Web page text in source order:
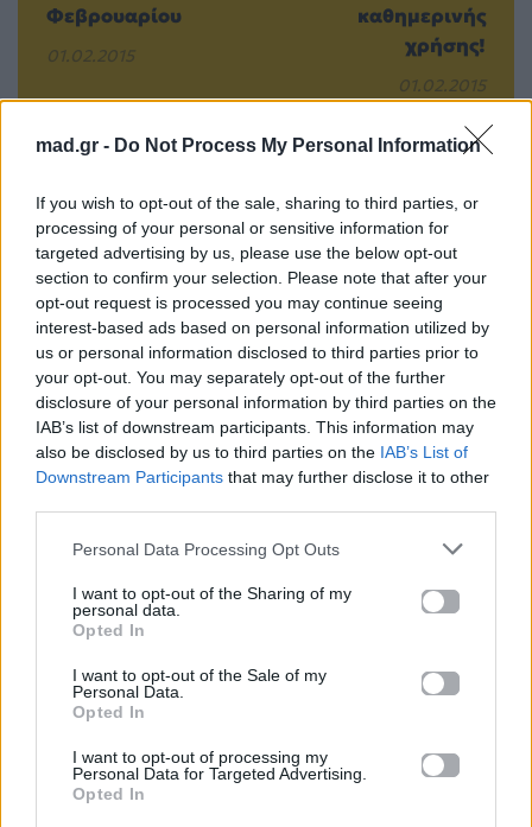
mad.gr - Do Not Process My Personal Information
If you wish to opt-out of the sale, sharing to third parties, or
processing of your personal or sensitive information for
targeted advertising by us, please use the below opt-out
section to confirm your selection. Please note that after your
opt-out request is processed you may continue seeing
interest-based ads based on personal information utilized by
us or personal information disclosed to third parties prior to
your opt-out. You may separately opt-out of the further
disclosure of your personal information by third parties on the
IAB’s list of downstream participants. This information may
also be disclosed by us to third parties on the IAB’s List of
Downstream Participants that may further disclose it to other
Personal Data Processing Opt Outs
I want to opt-out of the Sharing of my
personal data.
Opted In
I want to opt-out of the Sale of my
Personal Data.
Opted In
I want to opt-out of processing my
Personal Data for Targeted Advertising.
Opted In
Φεβρουαρίου
01.02.2015
καθημερινής
χρήσης!
01.02.2015
Βιογραφικά
Ελλήνων
Καλλιτεχνών
με πληροφορίες για
δισκογραφία, πορεία
και σημαντικές στιγμές
τους στην ελληνική
μουσική σκηνή
MAD TV
WATERBLOOM: Η νέα
δροσερή εκπομπή του
ΠΡΩΙΝΟ Chaγάκιε: Η